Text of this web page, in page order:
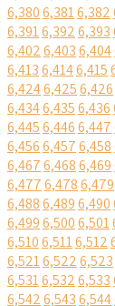
6,3806,3816,382
6,3916,3926,393
6,4026,4036,404
6,4136,4146,415
6,4246,4256,426
6,4346,4356,436
6,4456,4466,447
6,4566,4576,458
6,4676,4686,469
6,4776,4786,479
6,4886,4896,490
6,4996,5006,501
6,5106,5116,512
6,5216,5226,523
6,5316,5326,533
6,5426,5436,544